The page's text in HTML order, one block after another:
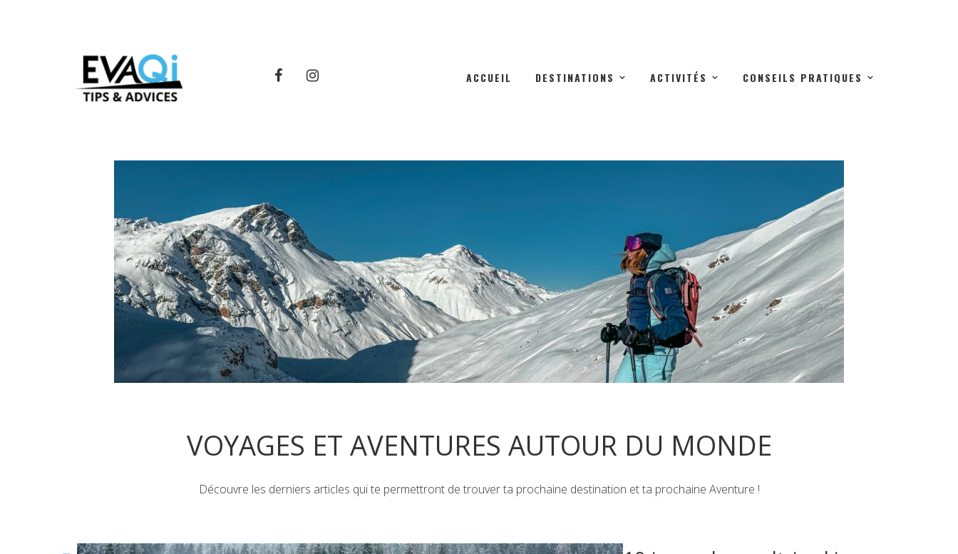
ACCUEIL DESTINATIONS ACTIVITÉS CONSEILS PRATIQUES
VOYAGES ET AVENTURES AUTOUR DU MONDE
Découvre les derniers articles qui te permettront de trouver ta prochaine destination et ta prochaine Aventure !